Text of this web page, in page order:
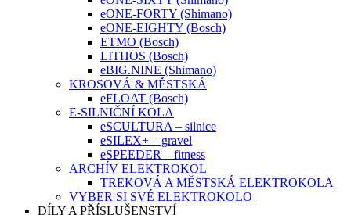
eONE-FORTY (Shimano)
eONE-EIGHTY (Bosch)
ETMO (Bosch)
LITHOS (Bosch)
eBIG.NINE (Shimano)
KROSOVÁ & MĚSTSKÁ
eFLOAT (Bosch)
E-SILNIČNÍ KOLA
eSCULTURA – silnice
eSILEX+ – gravel
eSPEEDER – fitness
ARCHÍV ELEKTROKOL
TREKOVÁ A MĚSTSKÁ ELEKTROKOLA
VYBER SI SVÉ ELEKTROKOLO
DÍLY A PŘÍSLUŠENSTVÍ